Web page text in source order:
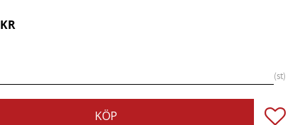
KR
st
KÖP Lägg